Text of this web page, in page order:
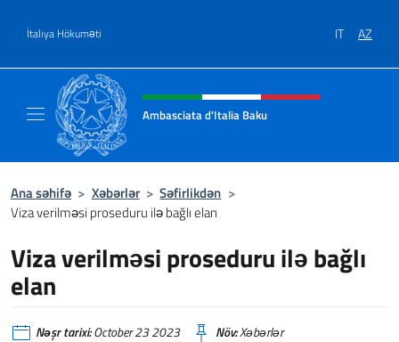
İtaliya Hökuməti IT AZ
Header, social and menu of site
Ambasciata d'Italia Baku
Ana səhifə > Xəbərlər > Səfirlikdən >
Viza verilməsi proseduru ilə bağlı elan
Viza verilməsi proseduru ilə bağlı
elan
Nəşr tarixi:October 23 2023 Növ:Xəbərlər